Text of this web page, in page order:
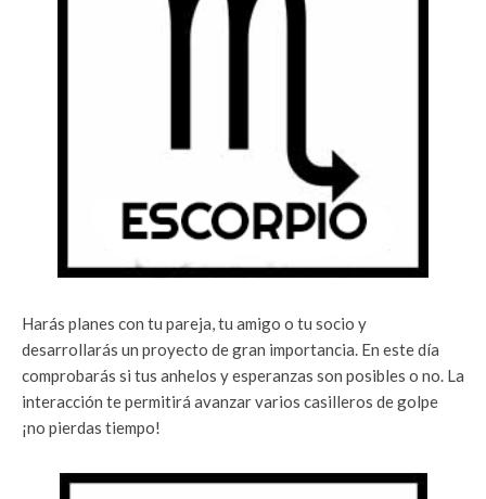
Harás planes con tu pareja, tu amigo o tu socio y
desarrollarás un proyecto de gran importancia. En este día
comprobarás si tus anhelos y esperanzas son posibles o no. La
interacción te permitirá avanzar varios casilleros de golpe
¡no pierdas tiempo!